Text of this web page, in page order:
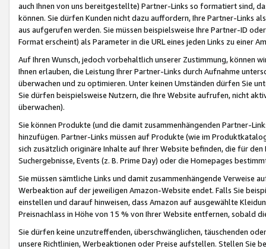
auch Ihnen von uns bereitgestellte) Partner-Links so formatiert sind,
können. Sie dürfen Kunden nicht dazu auffordern, Ihre Partner-Links
aus aufgerufen werden. Sie müssen beispielsweise Ihre Partner-ID
Format erscheint) als Parameter in die URL eines jeden Links zu einer
Auf Ihren Wunsch, jedoch vorbehaltlich unserer Zustimmung, können
Ihnen erlauben, die Leistung Ihrer Partner-Links durch Aufnahme
überwachen und zu optimieren. Unter keinen Umständen dürfen Sie
Sie dürfen beispielsweise Nutzern, die Ihre Website aufrufen, nicht
überwachen).
Sie können Produkte (und die damit zusammenhängenden Partner-
hinzufügen. Partner-Links müssen auf Produkte (wie im
sich zusätzlich originäre Inhalte auf Ihrer Website befinden, die für
Suchergebnisse, Events (z. B. Prime Day) oder die Homepages
Sie müssen sämtliche Links und damit zusammenhängende
Werbeaktion auf der jeweiligen Amazon-Website endet. Falls Sie
einstellen und darauf hinweisen, dass Amazon auf ausgewählte
Preisnachlass in Höhe von 15 % von Ihrer Website entfernen, sobald
Sie dürfen keine unzutreffenden, überschwänglichen, täuschenden
unsere Richtlinien, Werbeaktionen oder Preise aufstellen. Stellen Sie